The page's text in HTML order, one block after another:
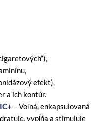
efekt),
a ich kontúr.
– Voľná, enkapsulovaná
vypĺňa a stimuluje